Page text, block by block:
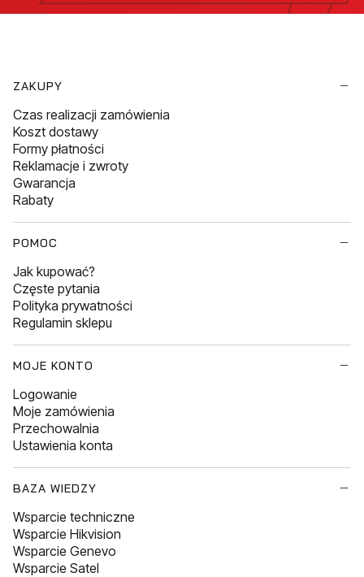
ZAKUPY
Czas realizacji zamówienia
Koszt dostawy
Formy płatności
Reklamacje i zwroty
Gwarancja
Rabaty
POMOC
Jak kupować?
Częste pytania
Polityka prywatności
Regulamin sklepu
MOJE KONTO
Logowanie
Moje zamówienia
Przechowalnia
Ustawienia konta
BAZA WIEDZY
Wsparcie techniczne
Wsparcie Hikvision
Wsparcie Genevo
Wsparcie Satel